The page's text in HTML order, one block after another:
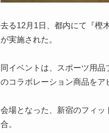
去る12月1日、都内にて『樫
が実施された。
同イベントは、スポーツ用
のコラボレーション商品をア
会場となった、新宿のフィ
合。